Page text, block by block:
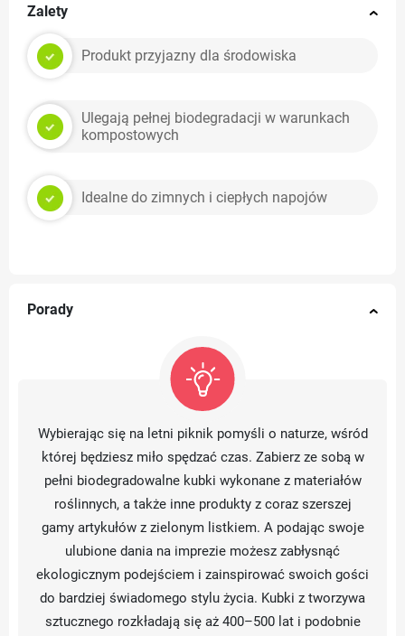
Zalety
Produkt przyjazny dla środowiska
Ulegają pełnej biodegradacji w warunkach
kompostowych
Idealne do zimnych i ciepłych napojów
Porady
Wybierając się na letni piknik pomyśli o naturze, wśród
której będziesz miło spędzać czas. Zabierz ze sobą w
pełni biodegradowalne kubki wykonane z materiałów
roślinnych, a także inne produkty z coraz szerszej
gamy artykułów z zielonym listkiem. A podając swoje
ulubione dania na imprezie możesz zabłysnąć
ekologicznym podejściem i zainspirować swoich gości
do bardziej świadomego stylu życia. Kubki z tworzywa
sztucznego rozkładają się aż 400–500 lat i podobnie